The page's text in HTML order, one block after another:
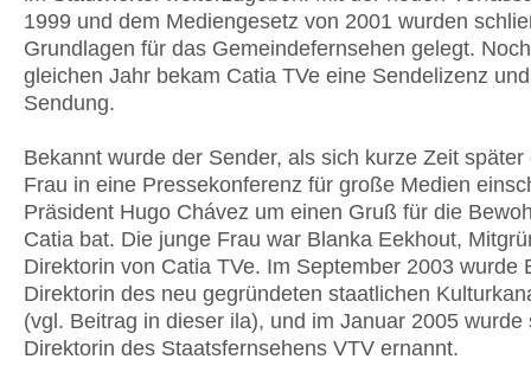
1999 und dem Mediengesetz von 2001 wurden
Grundlagen für das Gemeindefernsehen gelegt.
gleichen Jahr bekam Catia TVe eine Sendelizenz
Sendung.
Bekannt wurde der Sender, als sich kurze Zeit später
Frau in eine Pressekonferenz für große Medien
Präsident Hugo Chávez um einen Gruß für die
Catia bat. Die junge Frau war Blanka Eekhout,
Direktorin von Catia TVe. Im September 2003 wurde
Direktorin des neu gegründeten staatlichen
(vgl. Beitrag in dieser ila), und im Januar 2005 wurde
Direktorin des Staatsfernsehens VTV ernannt.